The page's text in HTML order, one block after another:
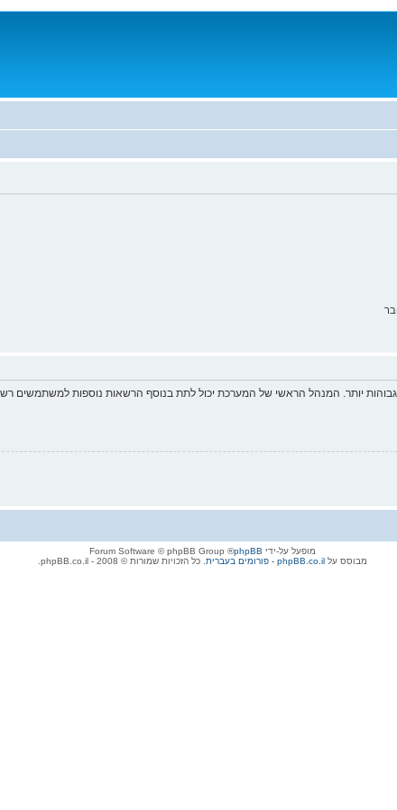
יותר. המנהל הראשי של המערכת יכול לתת בנוסף הרשאות נוספות למשתמשים
מופעל על-ידי phpBB
® Forum Software © phpBB Group
מבוסס עלphpBB.co.il - פורומים בעברית . כל הזכויות שמורות © 2008 - phpBB.co.il.